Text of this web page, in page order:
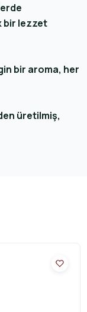
bir lezzet
bir aroma, her
üretilmiş,